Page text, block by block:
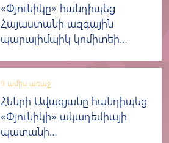
«Փյունիկը» հանդիպեց
Հայաստանի ազգային
պարալիմպիկ կոմիտեի
9 ամիս առաջ
Հենրի Ավագյանը հանդիպեց
«Փյունիկի» ակադեմիայի
պատանի